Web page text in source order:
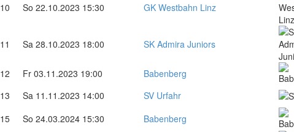
10 So 22.10.2023 15:30 GK Westbahn Linz
11 Sa 28.10.2023 18:00 SK Admira Juniors
12 Fr 03.11.2023 19:00 Babenberg
13
Sa 11.11.2023 14:00 SV Urfahr
15
So 24.03.2024 15:30 Babenberg